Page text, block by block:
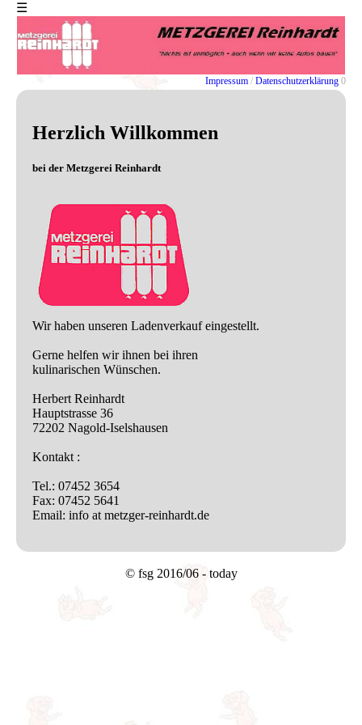
☰
Impressum / Datenschutzerklärung 0
Herzlich Willkommen
bei der Metzgerei Reinhardt
Wir haben unseren Ladenverkauf eingestellt.
Gerne helfen wir ihnen bei ihren
kulinarischen Wünschen.
Herbert Reinhardt
Hauptstrasse 36
72202 Nagold-Iselshausen
Kontakt :
Tel.: 07452 3654
Fax: 07452 5641
Email: info at metzger-reinhardt.de
© fsg 2016/06 - today
Home
Impressum